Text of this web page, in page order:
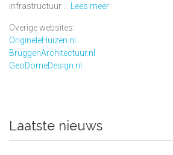
infrastructuur ...
Lees meer
Overige websites:
OrigineleHuizen.nl
BruggenArchitectuur.nl
GeoDomeDesign.nl
Laatste nieuws